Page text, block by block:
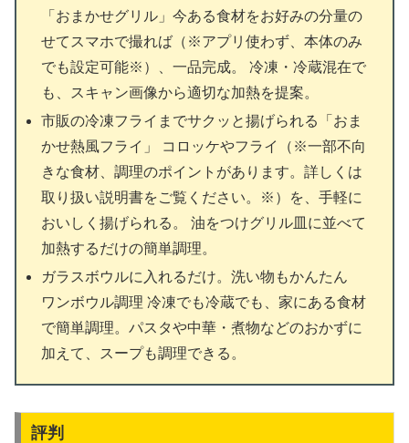
「おまかせグリル」今ある食材をお好みの分量の
せてスマホで撮れば（※アプリ使わず、本体のみ
でも設定可能※）、一品完成。 冷凍・冷蔵混在で
も、スキャン画像から適切な加熱を提案。
市販の冷凍フライまでサクッと揚げられる「おま
かせ熱風フライ」 コロッケやフライ（※一部不向
きな食材、調理のポイントがあります。詳しくは
取り扱い説明書をご覧ください。※）を、手軽に
おいしく揚げられる。 油をつけグリル皿に並べて
加熱するだけの簡単調理。
ガラスボウルに入れるだけ。洗い物もかんたん
ワンボウル調理 冷凍でも冷蔵でも、家にある食材
で簡単調理。パスタや中華・煮物などのおかずに
加えて、スープも調理できる。
評判